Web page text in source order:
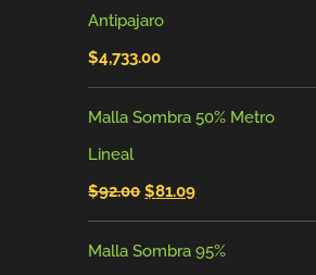
Antipajaro
$4,733.00
Malla Sombra 50% Metro
Lineal
$92.00 El
precio
original
$81.09El
precio
actual
Malla Sombra 95%